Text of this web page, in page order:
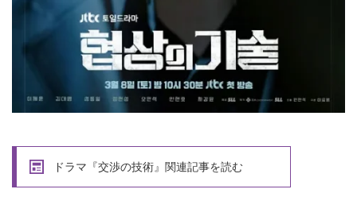
ドラマ『交渉の技術』関連記事を読む